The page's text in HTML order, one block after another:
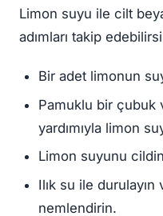
Limon suyu ile cilt
adımları takip
Bir adet limonun
Pamuklu bir çubuk
yardımıyla limon
Limon suyunu
Ilık su ile
nemlendirin.